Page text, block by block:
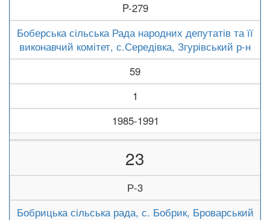
P-279
Боберська сільська Рада народних депутатів та її
виконавчий комітет, с.Середівка, Згурівський р-н
59
1
1985-1991
23
Р-3
Бобрицька сільська рада, с. Бобрик, Броварський